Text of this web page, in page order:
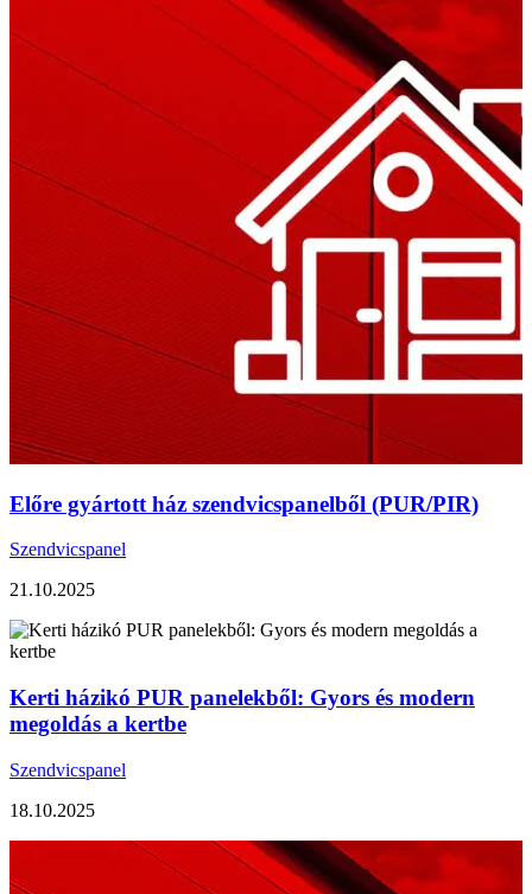
Előre gyártott ház szendvicspanelből (PUR/PIR)
Szendvicspanel
21.10.2025
Kerti házikó PUR panelekből: Gyors és modern
megoldás a kertbe
Szendvicspanel
18.10.2025